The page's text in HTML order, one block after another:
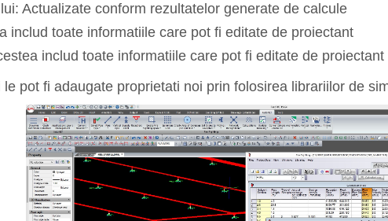
Actualizate conform rezultatelor generate de calcule
includ toate informatiile care pot fi editate de proiectant
includ toate informatiile care pot fi editate de proiectant
pot fi adaugate proprietati noi prin folosirea librariilor de